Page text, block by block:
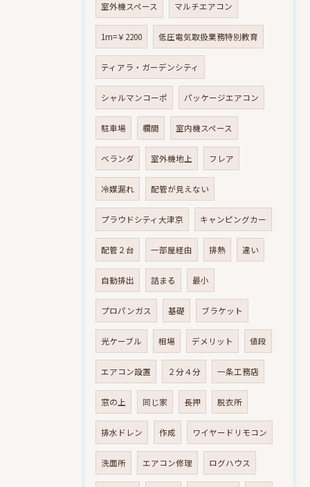
室外機スペース マルチエアコン
1m=￥2200 低圧電気取扱業務特別教育
ティアラ・ガーデンシティ
シャルマンコーポ パッケージエアコン
駐車場 欄間 室内機スペース
ベランダ 室外機地上 フレア
冷媒漏れ 配管が見えない
プラウドシティ大津京 キャンピングカー
配管２台 一部屋経由 排熱 違い
自動排出 詰まる 最小
プロパンガス 基礎 ブラケット
光ケーブル 相場 デメリット 値段
エアコン設置 ２分４分 一条工務店
窓の上 同じ家 長押 脱衣所
排水ドレン 作成 ワイヤードリモコン
洗面所 エアコン修理 ログハウス